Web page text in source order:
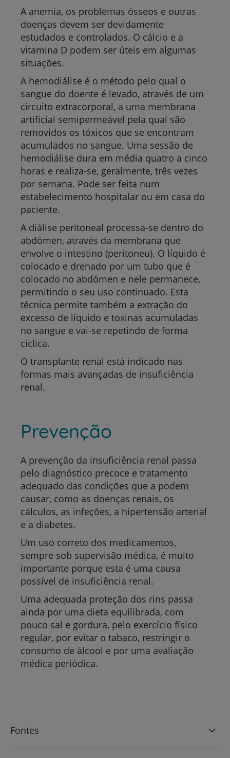
A anemia, os problemas ósseos e outras
doenças devem ser devidamente
estudados e controlados. O cálcio e a
vitamina D podem ser úteis em algumas
situações.
A hemodiálise é o método pelo qual o
sangue do doente é levado, através de um
circuito extracorporal, a uma membrana
artificial semipermeável pela qual são
removidos os tóxicos que se encontram
acumulados no sangue. Uma sessão de
hemodiálise dura em média quatro a cinco
horas e realiza-se, geralmente, três vezes
por semana. Pode ser feita num
estabelecimento hospitalar ou em casa do
paciente.
A diálise peritoneal processa-se dentro do
abdómen, através da membrana que
envolve o intestino (peritoneu). O líquido é
colocado e drenado por um tubo que é
colocado no abdómen e nele permanece,
permitindo o seu uso continuado. Esta
técnica permite também a extração do
excesso de líquido e toxinas acumuladas
no sangue e vai-se repetindo de forma
cíclica.
O transplante renal está indicado nas
formas mais avançadas de insuficiência
renal.
Prevenção
A prevenção da insuficiência renal passa
pelo diagnóstico precoce e tratamento
adequado das condições que a podem
causar, como as doenças renais, os
cálculos, as infeções, a hipertensão arterial
e a diabetes.
Um uso correto dos medicamentos,
sempre sob supervisão médica, é muito
importante porque esta é uma causa
possível de insuficiência renal.
Uma adequada proteção dos rins passa
ainda por uma dieta equilibrada, com
pouco sal e gordura, pelo exercício físico
regular, por evitar o tabaco, restringir o
consumo de álcool e por uma avaliação
médica periódica.
Fontes